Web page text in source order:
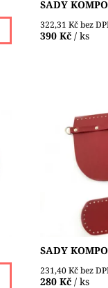
SADY
322,31 Kč bez
390 Kč / ks
Sady
barvy.
Složení: 1
cm 1 vrchní
Dostupnost:
SADY
231,40 Kč bez
280 Kč / ks